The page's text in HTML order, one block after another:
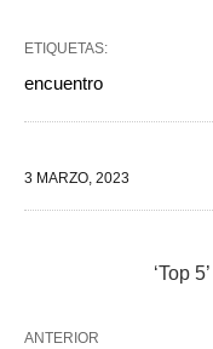
ETIQUETAS:
encuentro
3 MARZO, 2023
‘Top
ANTERIOR